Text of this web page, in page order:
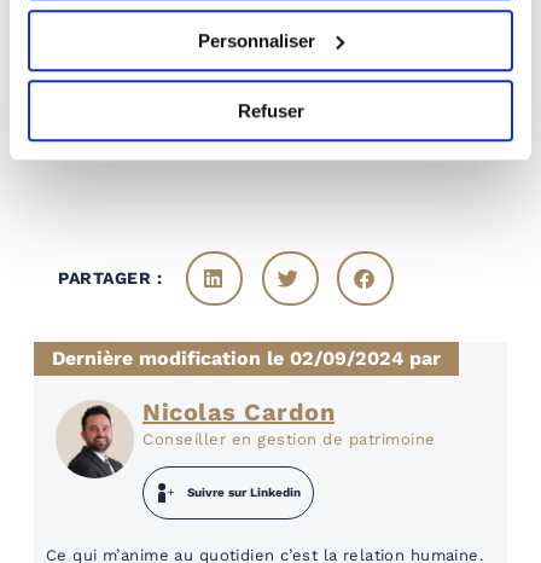
Personnaliser
Refuser
représente entre 1.000 € et 3.500 €
d’économies réalisées !
PARTAGER :
Dernière modification le 02/09/2024 par
Nicolas Cardon
Conseiller en gestion de patrimoine
Suivre sur Linkedin
Ce qui m’anime au quotidien c’est la relation humaine.